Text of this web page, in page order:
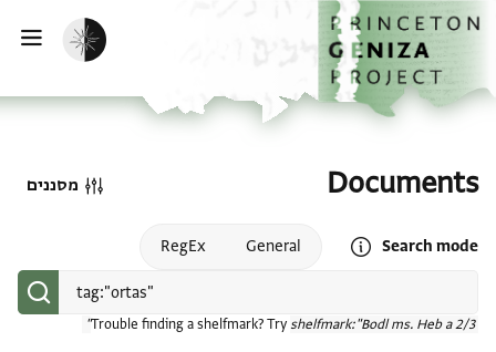
דילוג לתוכן
דף הבית
הפעלת מצב כהה
Documents
Search mode
Open search mode help
General
RegEx
Trouble finding a shelfmark? Try shelfmark:"Bodl ms. Heb a 2/3"
מסננים